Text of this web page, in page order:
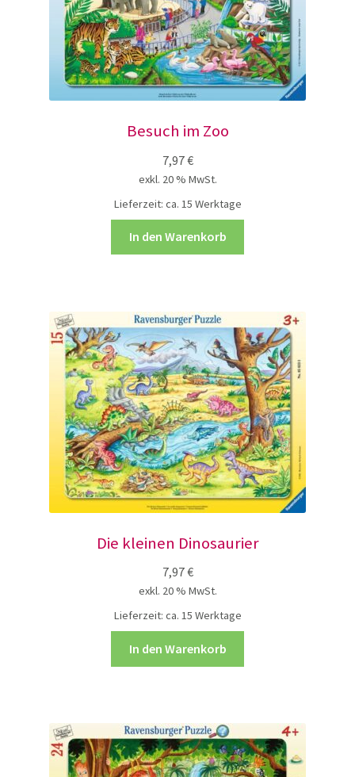
Besuch im Zoo
7,97€
exkl. 20 % MwSt.
Lieferzeit: ca. 15 Werktage
In den Warenkorb
Die kleinen Dinosaurier
7,97€
exkl. 20 % MwSt.
Lieferzeit: ca. 15 Werktage
In den Warenkorb